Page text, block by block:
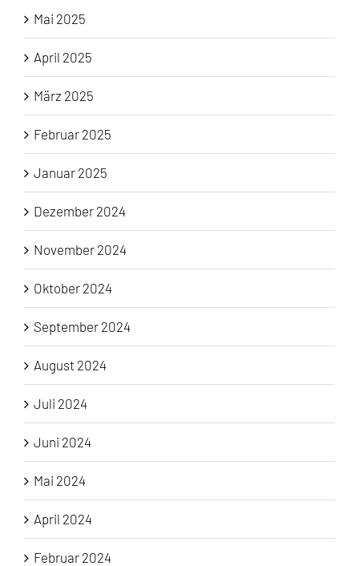
Mai 2025
April 2025
März 2025
Februar 2025
Januar 2025
Dezember 2024
November 2024
Oktober 2024
September 2024
August 2024
Juli 2024
Juni 2024
Mai 2024
April 2024
Februar 2024